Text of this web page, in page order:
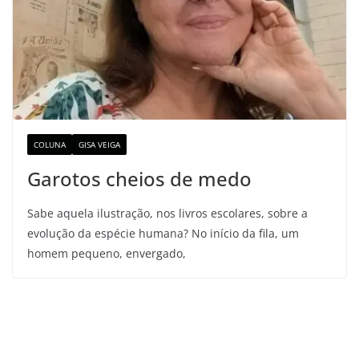
COLUNA GISA VEIGA
Garotos cheios de medo
Sabe aquela ilustração, nos livros escolares, sobre a
evolução da espécie humana? No início da fila, um
homem pequeno, envergado,